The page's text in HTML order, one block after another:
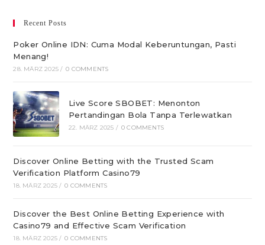
Recent Posts
Poker Online IDN: Cuma Modal Keberuntungan, Pasti
Menang!
28. MÄRZ 2025 / 0 COMMENTS
Live Score SBOBET: Menonton
Pertandingan Bola Tanpa Terlewatkan
22. MÄRZ 2025 / 0 COMMENTS
Discover Online Betting with the Trusted Scam
Verification Platform Casino79
18. MÄRZ 2025 / 0 COMMENTS
Discover the Best Online Betting Experience with
Casino79 and Effective Scam Verification
18. MÄRZ 2025 / 0 COMMENTS